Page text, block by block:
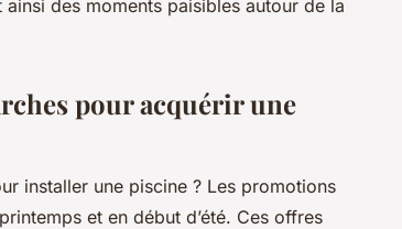
des moments paisibles autour de la
pour acquérir une
installer une piscine ? Les promotions
et en début d’été. Ces offres